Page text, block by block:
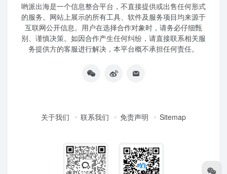
哟派出海是一个信息整合平台，不直接提供或出售任何形式
的服务。网站上展示的所有工具、软件及服务项目均来源于
互联网公开信息。用户在选择合作对象时，请务必仔细甄
别、谨慎决策。如因合作产生任何纠纷，请直接联系相关服
务提供方的客服进行解决，本平台概不承担任何责任。
关于我们 联系我们 免责声明 Sitemap